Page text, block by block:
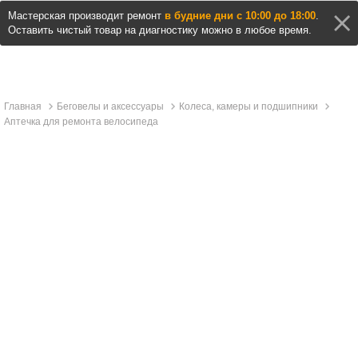
Мастерская производит ремонт в будние дни с 10:00 до 18:00.
Оставить чистый товар на диагностику можно в любое время.
Главная Беговелы и аксессуары
Колеса, камеры и подшипники
Аптечка для ремонта велосипеда